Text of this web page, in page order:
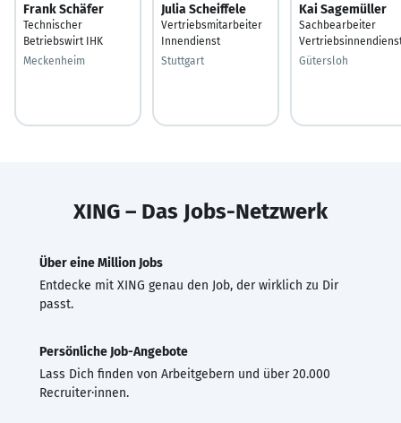
Frank Schäfer
Technischer
Betriebswirt IHK
Meckenheim
Julia Scheiffele
Vertriebsmitarbeiter
Innendienst
Stuttgart
Kai Sagemüller
Sachbearbeiter
Gütersloh
XING – Das Jobs-Netzwerk
Über eine Million Jobs
Entdecke mit XING genau den Job, der wirklich zu Dir
passt.
Persönliche Job-Angebote
Lass Dich finden von Arbeitgebern und über 20.000
Recruiter·innen.